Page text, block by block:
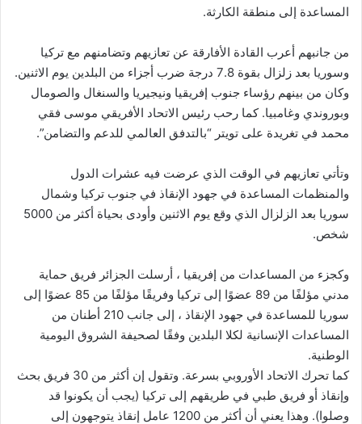
المساعدة إلى منطقة الكارثة.
من جانبهم أعرب القادة الأفارقة عن تعازيهم وتضامنهم مع تركيا
وسوريا بعد زلزال بقوة 7.8 درجة ضرب أجزاء من البلدين يوم الاثنين.
وكان من بينهم رؤساء جنوب إفريقيا ونيجيريا والسنغال والصومال
وبوروندي وغامبيا. كما رحب رئيس الاتحاد الأفريقي موسى فقي
محمد في تغريدة على تويتر “بالتدفق العالمي للدعم والتضامن”.
وتأتي تعازيهم في الوقت الذي عرضت فيه عشرات الدول
والمنظمات المساعدة في جهود الإنقاذ في جنوب تركيا وشمال
سوريا بعد الزلزال الذي وقع يوم الاثنين وأودى بحياة أكثر من 5000
شخص.
وكجزء من المساعدات من إفريقيا ، أرسلت الجزائر فريق حماية
مدني مؤلفًا من 89 عضوًا إلى تركيا وفريقًا مؤلفًا من 85 عضوًا إلى
سوريا للمساعدة في جهود الإنقاذ ، إلى جانب 210 أطنان من
المساعدات الإنسانية لكلا البلدين وفقًا لصحيفة الشروق اليومية
الوطنية.
كما تحرك الاتحاد الأوروبي بسرعة. وتقول إن أكثر من 30 فريق بحث
وإنقاذ أو فريق طبي في طريقهم إلى تركيا (يجب أن يكونوا قد
وصلوا). وهذا يعني أن أكثر من 1200 عامل إنقاذ يتوجهون إلى